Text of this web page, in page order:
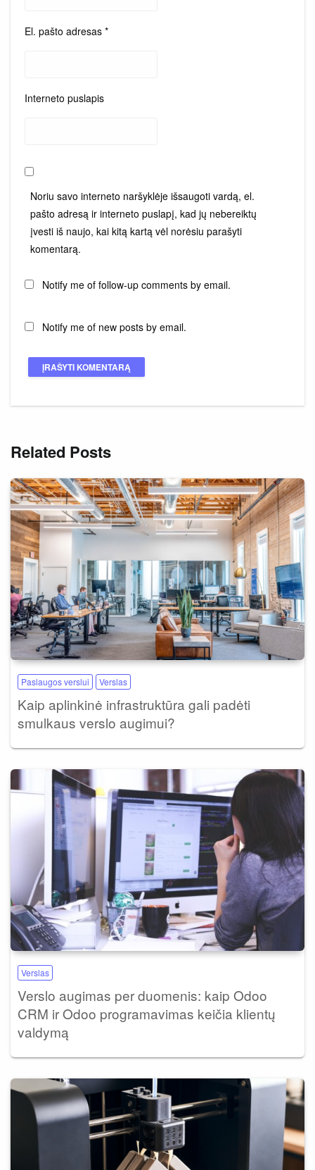
El. pašto adresas *
Interneto puslapis
Noriu savo interneto naršyklėje išsaugoti vardą, el.
pašto adresą ir interneto puslapį, kad jų nebereiktų
įvesti iš naujo, kai kitą kartą vėl norėsiu parašyti
komentarą.
Notify me of follow-up comments by email.
Notify me of new posts by email.
Related Posts
Paslaugos verslui Verslas
Kaip aplinkinė infrastruktūra gali padėti
smulkaus verslo augimui?
Verslas
Verslo augimas per duomenis: kaip Odoo
CRM ir Odoo programavimas keičia klientų
valdymą